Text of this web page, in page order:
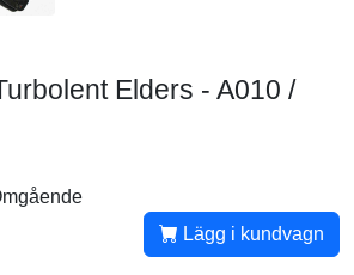
Elders - A010 /
Lägg i kundvagn